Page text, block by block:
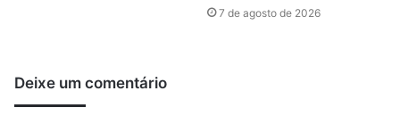
7 de agosto de 2026
Deixe um comentário